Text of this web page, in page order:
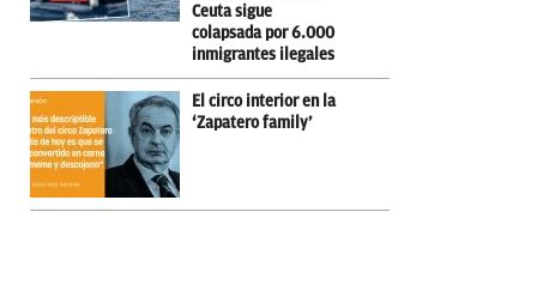
Ceuta sigue
colapsada por 6.000
inmigrantes ilegales
El circo interior en la
‘Zapatero family’